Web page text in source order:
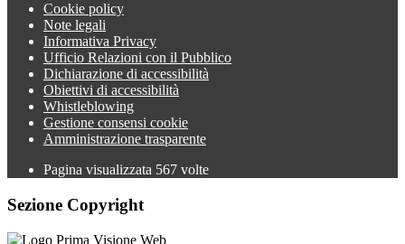
Cookie policy
Note legali
Informativa Privacy
Ufficio Relazioni con il Pubblico
Dichiarazione di accessibilità
Obiettivi di accessibilità
Whistleblowing
Gestione consensi cookie
Amministrazione trasparente
Pagina visualizzata 567 volte
Sezione Copyright